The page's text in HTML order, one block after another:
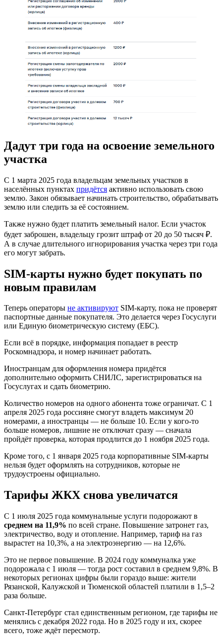
Дадут три года на освоение земельного
участка
С 1 марта 2025 года владельцам земельных участков в
населённых пунктах придётся активно использовать свою
землю. Закон обязывает начинать строительство, обрабатывать
землю или следить за её состоянием.
Также нужно будет платить земельный налог. Если участок
будет заброшен, владельцу грозит штраф от 20 до 50 тысяч ₽.
А в случае длительного игнорирования участка через три года
его могут забрать.
SIM-карты нужно будет покупать по
новым правилам
Теперь операторы не активируют SIM-карту, пока не проверят
паспортные данные покупателя. Это делается через Госуслуги
или Единую биометрическую систему (ЕБС).
Если всё в порядке, информация попадает в реестр
Роскомнадзора, и номер начинает работать.
Иностранцам для оформления номера придётся
дополнительно оформить СНИЛС, зарегистрироваться на
Госуслугах и сдать биометрию.
Количество номеров на одного абонента тоже ограничат. С 1
апреля 2025 года россияне смогут владеть максимум 20
номерами, а иностранцы — не больше 10. Если у кого-то
больше номеров, лишние не отключат сразу — сначала
пройдёт проверка, которая продлится до 1 ноября 2025 года.
Кроме того, с 1 января 2025 года корпоративные SIM-карты
нельзя будет оформлять на сотрудников, которые не
трудоустроены официально.
Тарифы ЖКХ снова увеличатся
С 1 июля 2025 года коммунальные услуги подорожают в
среднем на 11,9% по всей стране. Повышение затронет газ,
электричество, воду и отопление. Например, тариф на газ
вырастет на 10,3%, а на электроэнергию — на 12,6%.
Это не первое повышение. В 2024 году коммуналка уже
подорожала с 1 июля — тогда рост составил в среднем 9,8%. В
некоторых регионах цифры были гораздо выше: жители
Рязанской, Калужской и Тюменской областей платили в 1,5–2
раза больше.
Санкт-Петербург стал единственным регионом, где тарифы не
менялись с декабря 2022 года. Но в 2025 году и их, скорее
всего, тоже ждёт пересмотр.